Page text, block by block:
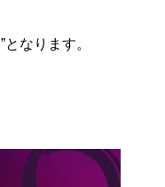
”となります。